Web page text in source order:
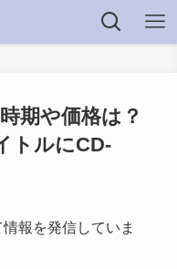
期や価格は？
トルにCD-
報を発信していま